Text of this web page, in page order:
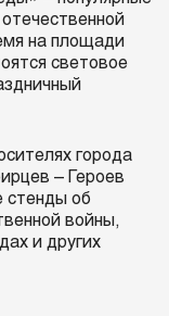
на площади
световое
города
– Героев
стенды об
войны,
и других